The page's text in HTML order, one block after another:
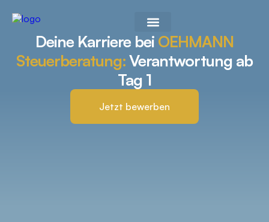
Deine Karriere bei OEHMANN
Steuerberatung:Verantwortung ab
Tag 1
Jetzt bewerben